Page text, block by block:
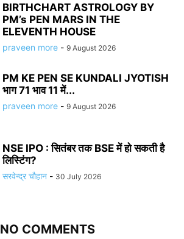
BIRTHCHART ASTROLOGY BY
PM’s PEN MARS IN THE
ELEVENTH HOUSE
praveen more - 9 August 2026
PM KE PEN SE KUNDALI JYOTISH
भाग 71 भाव 11 में...
praveen more - 9 August 2026
NSE IPO : सितंबर तक BSE में हो सकती है
लिस्टिंग?
सरवेन्द्र चौहान - 30 July 2026
NO COMMENTS